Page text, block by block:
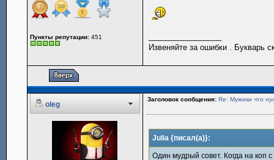
Пункты репутации: 451
Извеняйте за ошибки . Букварь
oleg
Заголовок сообщения: Re: Мужики что
Julia {писал(а)}:
Один мудрый совет. Когда на коп